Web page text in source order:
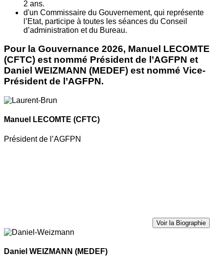
2 ans.
d'un Commissaire du Gouvernement, qui représente
l’Etat, participe à toutes les séances du Conseil
d’administration et du Bureau.
Pour la Gouvernance 2026, Manuel LECOMTE
(CFTC) est nommé Président de l’AGFPN et
Daniel WEIZMANN (MEDEF) est nommé Vice-
Président de l’AGFPN.
Manuel LECOMTE (CFTC)
Président de l’AGFPN
Voir la Biographie
Daniel WEIZMANN (MEDEF)